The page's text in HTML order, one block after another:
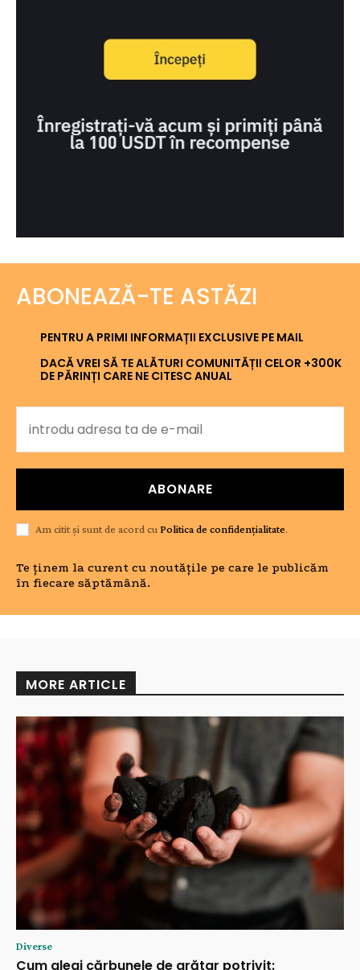
ABONEAZĂ-TE ASTĂZI
PENTRU A PRIMI INFORMAȚII EXCLUSIVE PE MAIL
DACĂ VREI SĂ TE ALĂTURI COMUNITĂȚII CELOR +300K
DE PĂRINȚI CARE NE CITESC ANUAL
ABONARE
Am citit și sunt de acord cuPolitica de confidențialitate.
Te ținem la curent cu noutățile pe care le publicăm
în fiecare săptămână.
MORE ARTICLE
Diverse
Cum alegi cărbunele de grătar potrivit: